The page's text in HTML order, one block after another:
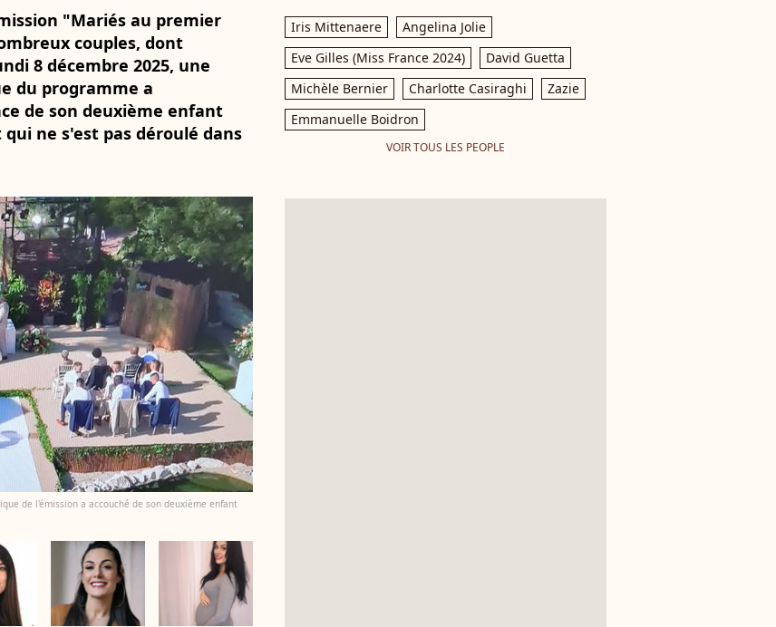
"Mariés au premier
couples, dont
8 décembre 2025, une
du programme a
de son deuxième enfant
ne s'est pas déroulé dans
de l'émission a accouché de son deuxième enfant
Iris Mittenaere
Angelina Jolie
Eve Gilles (Miss France 2024)
David Guetta
Michèle Bernier
Charlotte Casiraghi
Zazie
Emmanuelle Boidron
VOIR TOUS LES PEOPLE